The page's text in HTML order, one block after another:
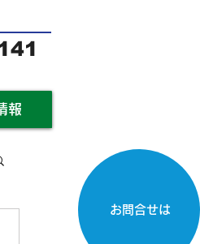
お問合せは
報